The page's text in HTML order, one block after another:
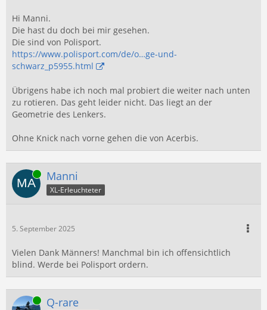
Hi Manni.
Die hast du doch bei mir gesehen.
Die sind von Polisport.
https://www.polisport.com/de/o…ge-und-
schwarz_p5955.html
Übrigens habe ich noch mal probiert die weiter nach unten
zu rotieren. Das geht leider nicht. Das liegt an der
Geometrie des Lenkers.
Ohne Knick nach vorne gehen die von Acerbis.
Online Manni
XL-Erleuchteter
5. September 2025
Vielen Dank Männers! Manchmal bin ich offensichtlich
blind. Werde bei Polisport ordern.
Online Q-rare